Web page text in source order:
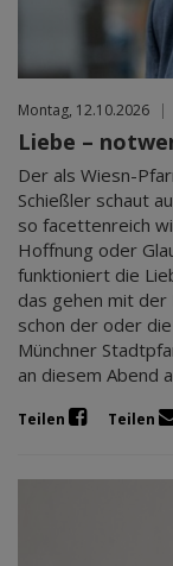
Montag, 12.10.2026 |
Liebe –
Der als Wiesn-
Schießler schaut
so facettenreich
Hoffnung oder
funktioniert die
das gehen mit der
schon der oder
Münchner
an diesem Abend
Teilen Teilen